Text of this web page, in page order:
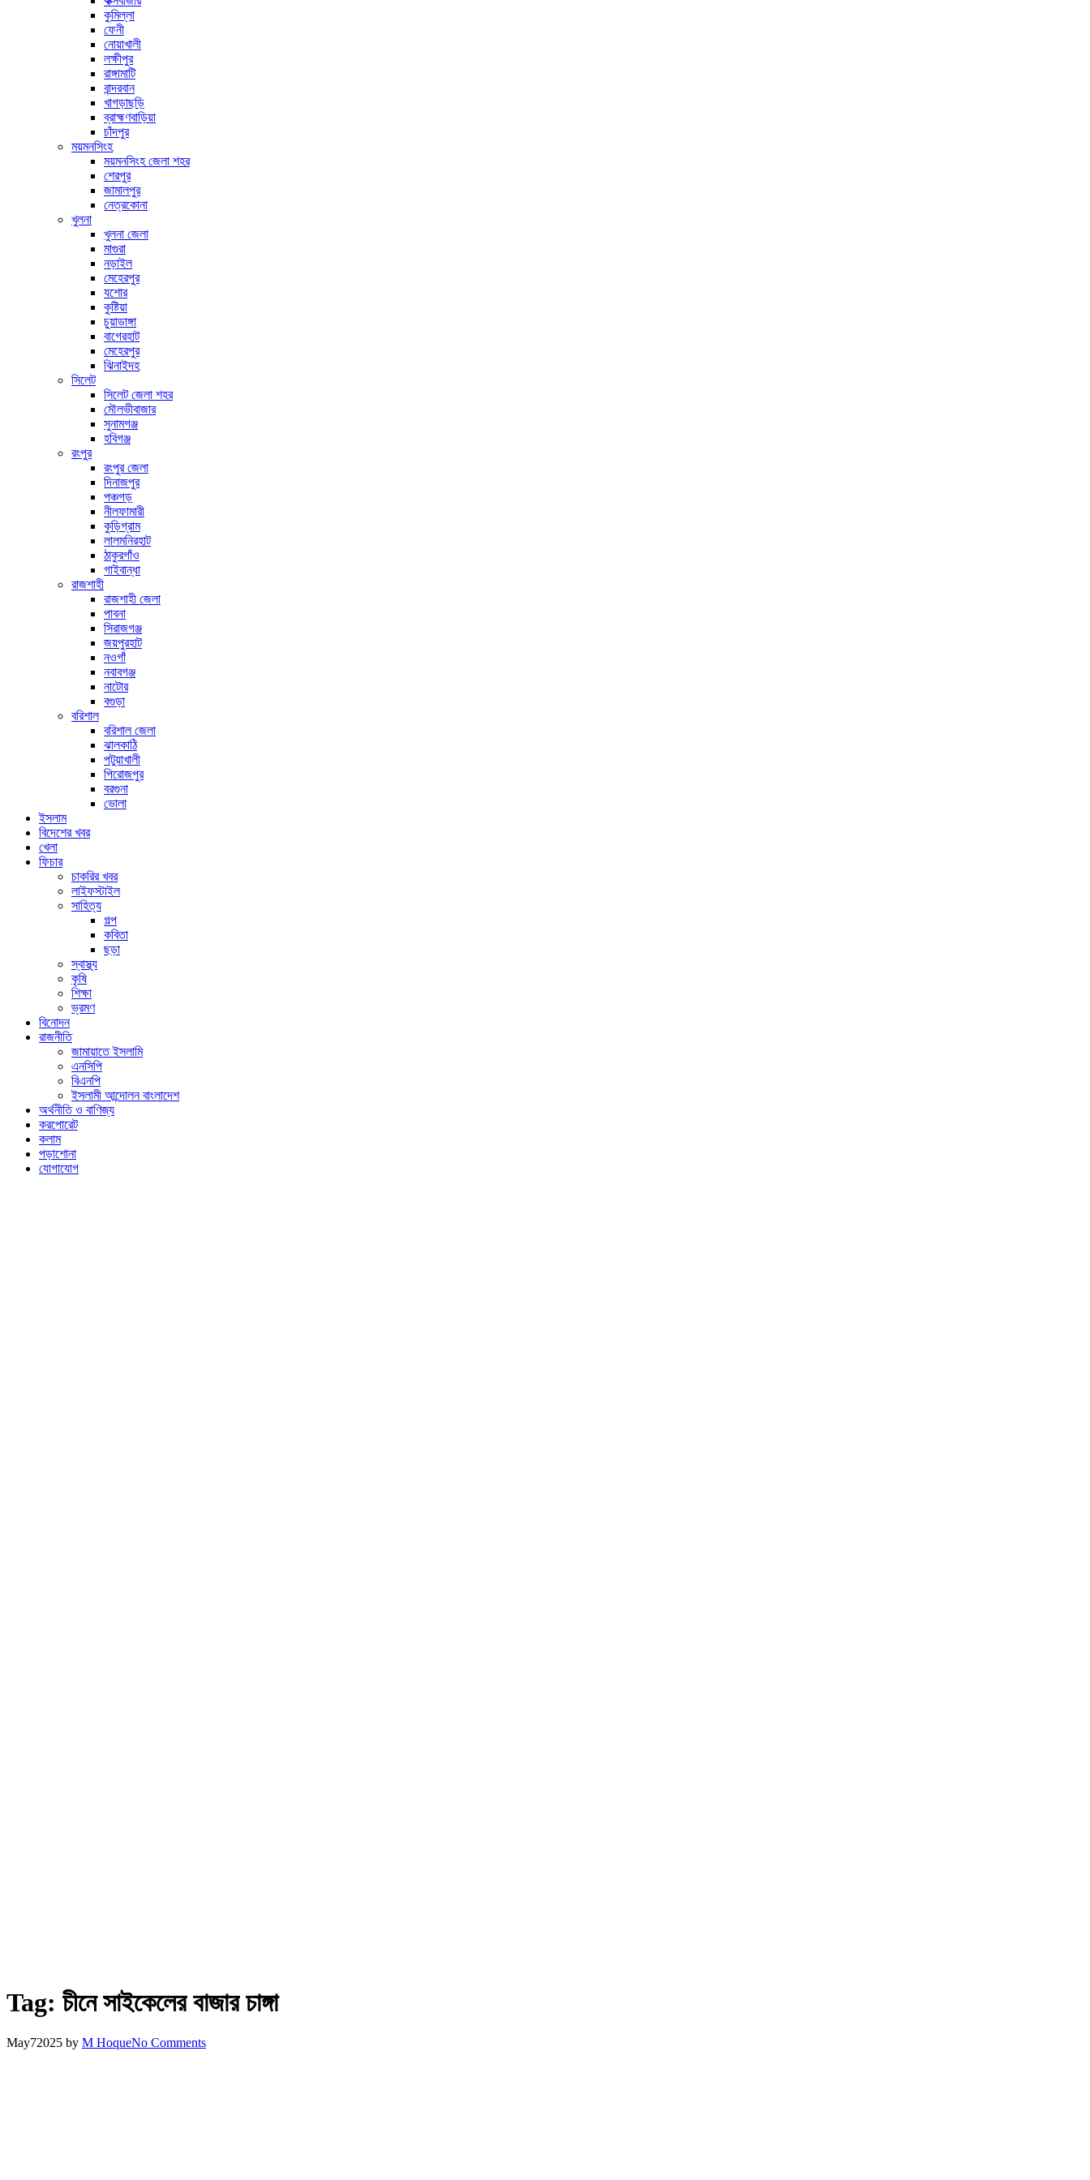
কুমিল্লা
ফেনী
নোয়াখালী
লক্ষীপুর
রাঙ্গামাটি
বান্দরবান
খাগড়াছড়ি
ব্রাহ্মণবাড়িয়া
চাঁদপুর
ময়মনসিংহ
ময়মনসিংহ জেলা শহর
শেরপুর
জামালপুর
নেত্রকোনা
খুলনা
খুলনা জেলা
মাগুরা
নড়াইল
মেহেরপুর
যশোর
কুষ্টিয়া
চুয়াডাঙ্গা
বাগেরহাট
মেহেরপুর
ঝিনাইদহ
সিলেট
সিলেট জেলা শহর
মৌলভীবাজার
সুনামগঞ্জ
হবিগঞ্জ
রংপুর
রংপুর জেলা
দিনাজপুর
পঞ্চগড়
নীলফামারী
কুড়িগ্রাম
লালমনিরহাট
ঠাকুরগাঁও
গাইবান্ধা
রাজশাহী
রাজশাহী জেলা
পাবনা
সিরাজগঞ্জ
জয়পুরহাট
নওগাঁ
নবাবগঞ্জ
নাটোর
বগুড়া
বরিশাল
বরিশাল জেলা
ঝালকাঠি
পটুয়াখালী
পিরোজপুর
বরগুনা
ভোলা
ইসলাম
বিদেশের খবর
খেলা
ফিচার
চাকরির খবর
লাইফস্টাইল
সাহিত্য
গল্প
কবিতা
ছড়া
স্বাস্থ্য
কৃষি
শিক্ষা
ভ্রমণ
বিনোদন
রাজনীতি
জামায়াতে ইসলামি
এনসিপি
বিএনপি
ইসলামী আন্দোলন বাংলাদেশ
অর্থনীতি ও বাণিজ্য
করপোরেট
কলাম
পড়াশোনা
যোগাযোগ
Tag: চীনে সাইকেলের বাজার চাঙ্গা
May72025 by M HoqueNo Comments